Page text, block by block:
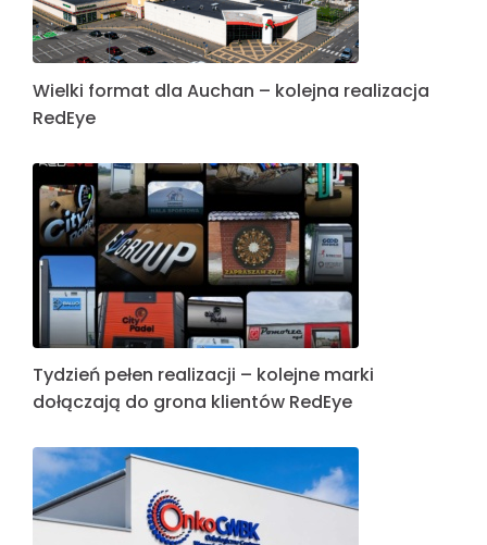
Wielki format dla Auchan – kolejna realizacja
RedEye
Tydzień pełen realizacji – kolejne marki
dołączają do grona klientów RedEye